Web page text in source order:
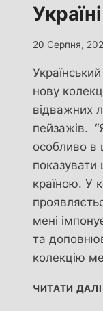
Україні
20 Серпня,
нову
відважних
пейзажів.
особливо в
країною. У
мені
та
колекцію
ЧИТАТИ ДАЛІ